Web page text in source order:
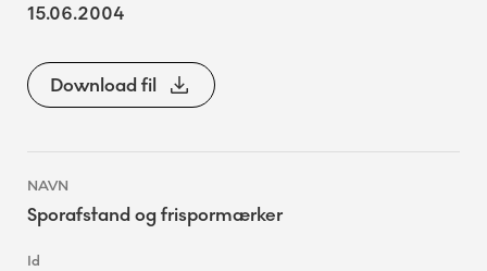
15.06.2004
Download fil
Sporafstand og frispormærker